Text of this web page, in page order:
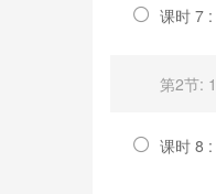
课时 7
第2节:
课时 8